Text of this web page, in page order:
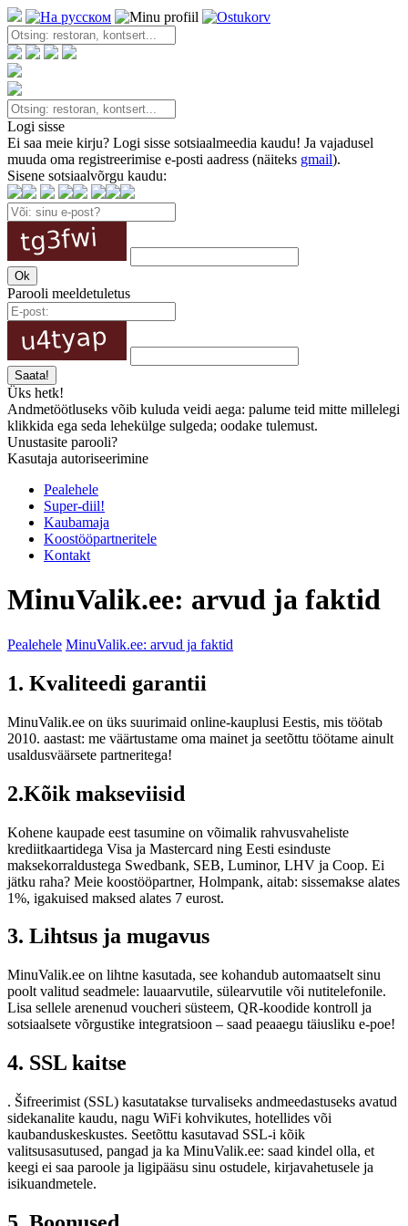
Logi sisse
Ei saa meie kirju? Logi sisse sotsiaalmeedia kaudu! Ja vajadusel
muuda oma registreerimise e-posti aadress (näiteks gmail).
Sisene sotsiaalvõrgu kaudu:
Parooli meeldetuletus
Üks hetk!
Andmetöötluseks võib kuluda veidi aega: palume teid mitte millelegi
klikkida ega seda lehekülge sulgeda; oodake tulemust.
Unustasite parooli?
Kasutaja autoriseerimine
Pealehele
Super-diil!
Kaubamaja
Koostööpartneritele
Kontakt
MinuValik.ee: arvud ja faktid
Pealehele MinuValik.ee: arvud ja faktid
1. Kvaliteedi garantii
MinuValik.ee on üks suurimaid online-kauplusi Eestis, mis töötab
2010. aastast: me väärtustame oma mainet ja seetõttu töötame ainult
usaldusväärsete partneritega!
2.Kõik makseviisid
Kohene kaupade eest tasumine on võimalik rahvusvaheliste
krediitkaartidega Visa ja Mastercard ning Eesti esinduste
maksekorraldustega Swedbank, SEB, Luminor, LHV ja Coop. Ei
jätku raha? Meie koostööpartner, Holmpank, aitab: sissemakse alates
1%, igakuised maksed alates 7 eurost.
3. Lihtsus ja mugavus
MinuValik.ee on lihtne kasutada, see kohandub automaatselt sinu
poolt valitud seadmele: lauaarvutile, sülearvutile või nutitelefonile.
Lisa sellele arenenud voucheri süsteem, QR-koodide kontroll ja
sotsiaalsete võrgustike integratsioon – saad peaaegu täiusliku e-poe!
4. SSL kaitse
. Šifreerimist (SSL) kasutatakse turvaliseks andmeedastuseks avatud
sidekanalite kaudu, nagu WiFi kohvikutes, hotellides või
kaubanduskeskustes. Seetõttu kasutavad SSL-i kõik
valitsusasutused, pangad ja ka MinuValik.ee: saad kindel olla, et
keegi ei saa paroole ja ligipääsu sinu ostudele, kirjavahetusele ja
isikuandmetele.